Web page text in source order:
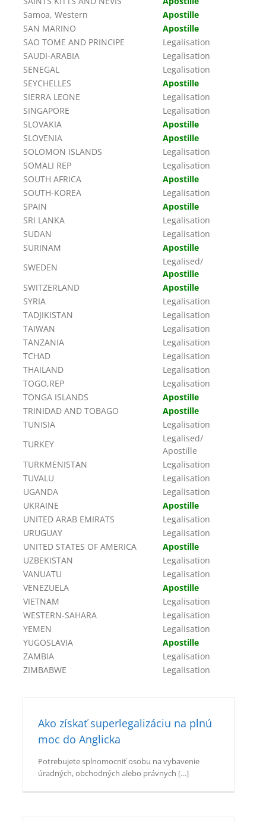
Samoa, Western
Apostille
SAN MARINO
Apostille
SAO TOME AND PRINCIPE
Legalisation
SAUDI-ARABIA
Legalisation
SENEGAL
Legalisation
SEYCHELLES
Apostille
SIERRA LEONE
Legalisation
SINGAPORE
Legalisation
SLOVAKIA
Apostille
SLOVENIA
Apostille
SOLOMON ISLANDS
Legalisation
SOMALI REP
Legalisation
SOUTH AFRICA
Apostille
SOUTH-KOREA
Legalisation
SPAIN
Apostille
SRI LANKA
Legalisation
SUDAN
Legalisation
SURINAM
Apostille
SWEDEN
Legalised/
Apostille
SWITZERLAND
Apostille
SYRIA
Legalisation
TADJIKISTAN
Legalisation
TAIWAN
Legalisation
TANZANIA
Legalisation
TCHAD
Legalisation
THAILAND
Legalisation
TOGO,REP
Legalisation
TONGA ISLANDS
Apostille
TRINIDAD AND TOBAGO
Apostille
TUNISIA
Legalisation
TURKEY
Legalised/
Apostille
TURKMENISTAN
Legalisation
TUVALU
Legalisation
UGANDA
Legalisation
UKRAINE
Apostille
UNITED ARAB EMIRATS
Legalisation
URUGUAY
Legalisation
UNITED STATES OF AMERICA
Apostille
UZBEKISTAN
Legalisation
VANUATU
Legalisation
VENEZUELA
Apostille
VIETNAM
Legalisation
WESTERN-SAHARA
Legalisation
YEMEN
Legalisation
YUGOSLAVIA
Apostille
ZAMBIA
Legalisation
ZIMBABWE
Legalisation
Ako získať superlegalizáciu na plnú
moc do Anglicka
Potrebujete splnomocniť osobu na vybavenie
úradných, obchodných alebo právnych […]